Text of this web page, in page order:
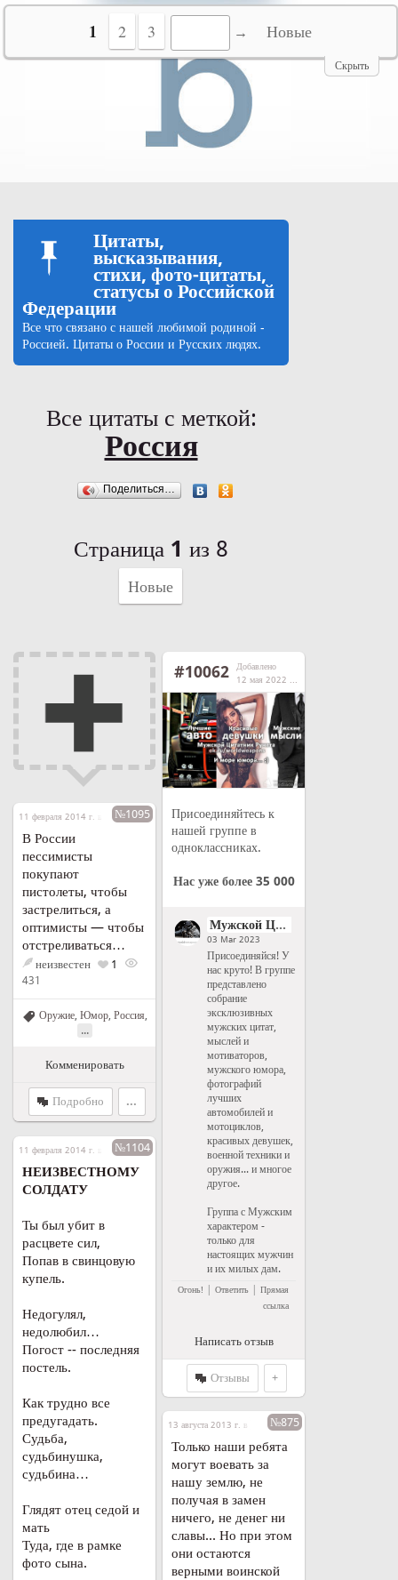
Цитаты,
высказывания,
стихи, фото-цитаты,
статусы о Российской
Федерации
Все что связано с нашей любимой родиной -
Россией. Цитаты о России и Русских людях.
Все цитаты с меткой:
Россия
Поделиться…
Страница 1 из 8
Новые
#10062
Добавлено
12 мая 2022 г. в 14:03
Присоединяйтесь к
нашей группе в
одноклассниках.
Нас уже более 35 000
Мужской Цитатник Рунета
03 Mar 2023
Присоединяйся! У
нас круто! В группе
представлено
собрание
эксклюзивных
мужских цитат,
мыслей и
мотиваторов,
мужского юмора,
фотографий
лучших
автомобилей и
мотоциклов,
красивых девушек,
военной техники и
оружия... и многое
другое.
Группа с Мужским
характером -
только для
настоящих мужчин
и их милых дам.
Огонь! | Ответить | Прямая
ссылка
Написать отзыв
Отзывы +
11 февраля 2014 г. в 04:01№1095
В России
пессимисты
покупают
пистолеты, чтобы
застрелиться, а
оптимисты — чтобы
отстреливаться…
неизвестен 1
431
Оружие, Юмор, Россия,
...
Комменировать
Подробно ...
11 февраля 2014 г. в 05:16№1104
НЕИЗВЕСТНОМУ
СОЛДАТУ
Ты был убит в
расцвете сил,
Попав в свинцовую
купель.
Недогулял,
недолюбил…
Погост -- последняя
постель.
Как трудно все
предугадать.
Судьба,
судьбинушка,
судьбина…
Глядят отец седой и
мать
Туда, где в рамке
фото сына.
13 августа 2013 г. в 20:50№875
Только наши ребята
могут воевать за
нашу землю, не
получая в замен
ничего, не денег ни
славы... Но при этом
они остаются
верными воинской
Скрыть
1 2 3 Новые